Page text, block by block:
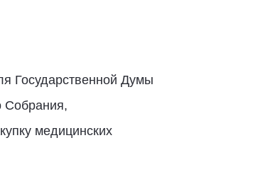
Государственной Думы
Собрания,
медицинских